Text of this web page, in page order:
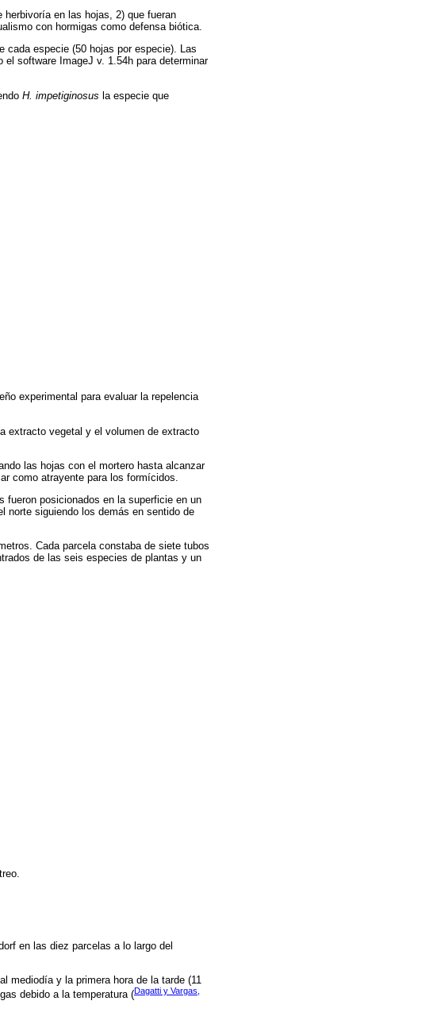
en las hojas, 2) que fueran
con hormigas como defensa biótica.
cada especie (50 hojas por especie). Las
software ImageJ v. 1.54h para determinar
H. impetiginosus la especie que
experimental para evaluar la repelencia
extracto vegetal y el volumen de extracto
las hojas con el mortero hasta alcanzar
como atrayente para los formícidos.
fueron posicionados en la superficie en un
norte siguiendo los demás en sentido de
Cada parcela constaba de siete tubos
de las seis especies de plantas y un
en las diez parcelas a lo largo del
mediodía y la primera hora de la tarde (11
debido a la temperatura (Dagatti y Vargas,